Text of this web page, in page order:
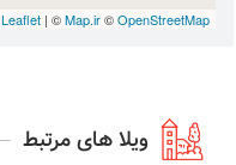
Leaflet | ©Map.ir©OpenStreetMap
ویلا های مرتبط